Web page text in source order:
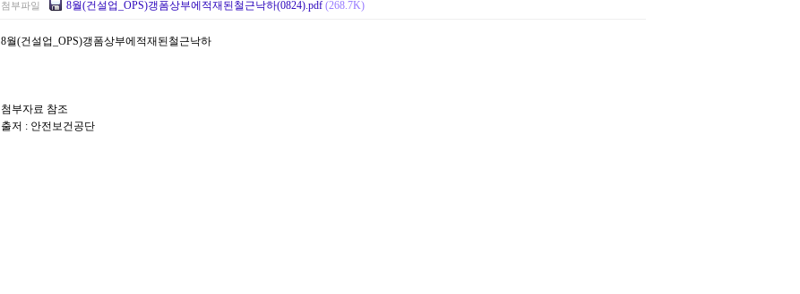
첨부파일 8월(건설업_OPS)갱폼상부에적재된철근낙하(0824).pdf (268.7K)
8월(건설업_OPS)갱폼상부에적재된철근낙하
첨부자료 참조
출저 : 안전보건공단